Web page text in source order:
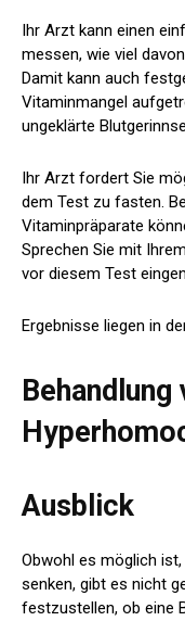
Ihr Arzt kann einen
messen, wie viel
Damit kann auch
Vitaminmangel
ungeklärte
Ihr Arzt fordert Sie
dem Test zu fasten.
Vitaminpräparate
Sprechen Sie mit
vor diesem Test
Ergebnisse liegen in
Behandlung
Ausblick
Obwohl es möglich
senken, gibt es nicht
festzustellen, ob eine